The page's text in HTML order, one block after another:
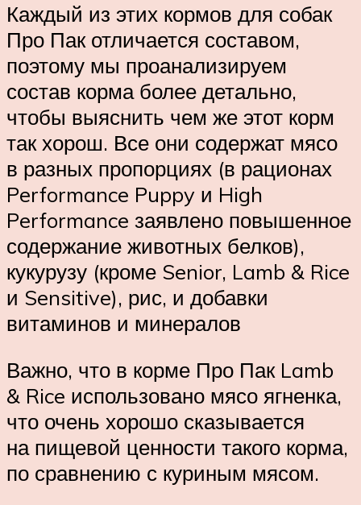
Каждый из этих кормов для собак
Про Пак отличается составом,
поэтому мы проанализируем
состав корма более детально,
чтобы выяснить чем же этот корм
так хорош. Все они содержат мясо
в разных пропорциях (в рационах
Performance Puppy и High
Performance заявлено повышенное
содержание животных белков),
кукурузу (кроме Senior, Lamb & Rice
и Sensitive), рис, и добавки
витаминов и минералов
Важно, что в корме Про Пак Lamb
& Rice использовано мясо ягненка,
что очень хорошо сказывается
на пищевой ценности такого корма,
по сравнению с куриным мясом.